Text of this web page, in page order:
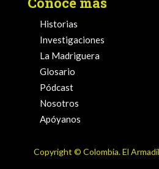
Historias
Investigaciones
La Madriguera
Glosario
Pódcast
Nosotros
Apóyanos
Copyright ©️ Colombia. El